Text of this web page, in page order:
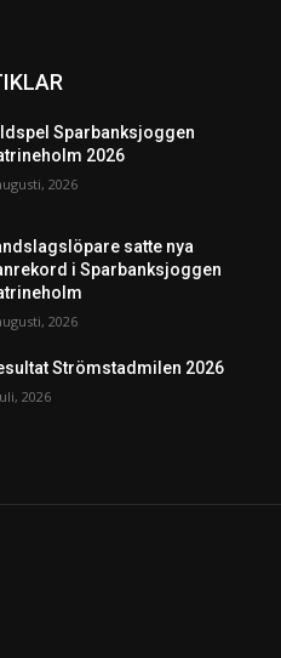
Sparbanksjoggen
2026
2026
satte nya
i Sparbanksjoggen
2026
Strömstadmilen 2026
2026